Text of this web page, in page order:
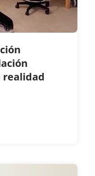
realidad